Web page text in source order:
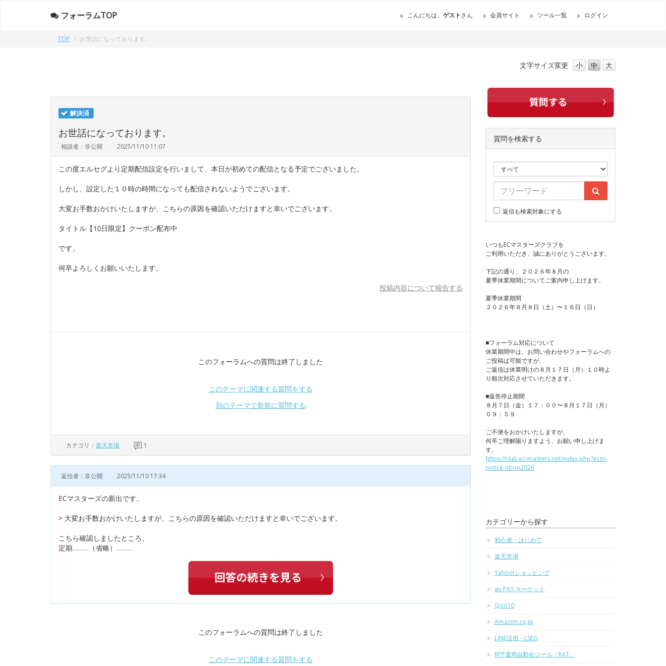
フォーラムTOP こんにちは、 ゲストさん 会員サイト ツール一覧 ログイン
TOP お世話になっております。
文字サイズ変更 小 中 大
解決済
お世話になっております。
相談者：非公開 2025/11/10 11:07
この度エルセグより定期配信設定を行いまして、本日が初めての配信となる予定でございました。
しかし、設定した１０時の時間になっても配信されないようでございます。
大変お手数おかけいたしますが、こちらの原因を確認いただけますと幸いでございます。
タイトル【10日限定】クーポン配布中
です。
何卒よろしくお願いいたします。
投稿内容について報告する
このフォーラムへの質問は終了しました
このテーマに関連する質問をする
別のテーマで新規に質問する
カテゴリ： 楽天市場 1
返信者：非公開 2025/11/10 17:34
ECマスターズの新出です。
> 大変お手数おかけいたしますが、こちらの原因を確認いただけますと幸いでございます。
こちら確認しましたところ、
定期………（省略）………
このフォーラムへの質問は終了しました
このテーマに関連する質問をする
質問を検索する
返信も検索対象にする
いつもECマスターズクラブを
ご利用いただき、誠にありがとうございます。
下記の通り、２０２６年８月の
夏季休業期間についてご案内申し上げます。
夏季休業期間
２０２６年８月８日（土）〜１６日（日）
■フォーラム対応について
休業期間中は、お問い合わせやフォーラムへの
ご投稿は可能ですが、
ご返信は休業明けの８月１７日（月）１０時よ
り順次対応させていただきます。
■返答停止期間
８月７日（金）１７：００〜８月１７日（月）
０９：５９
ご不便をおかけいたしますが、
何卒ご理解賜りますよう、お願い申し上げま
す。
https://club.ec-masters.net/index.php?ecm-
notice-obon2026
カテゴリーから探す
初心者・はじめて
楽天市場
Yahoo!ショッピング
au PAY マーケット
Qoo10
Amazon.co.jp
LINE活用・LSEG
RPP運用自動化ツール「RAT」